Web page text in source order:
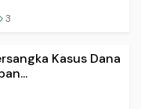
3
Kasus Dana